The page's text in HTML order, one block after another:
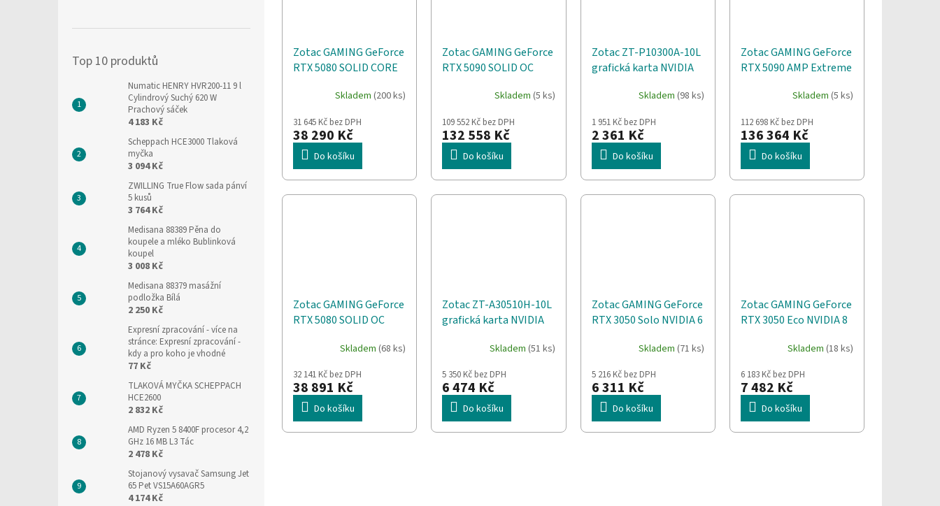
Top 10 produktů
Numatic HENRY HVR200-11 9 l
Cylindrový Suchý 620 W
Prachový sáček
4 183 Kč
Scheppach HCE3000 Tlaková
myčka
3 094 Kč
ZWILLING True Flow sada pánví
5 kusů
3 764 Kč
Medisana 88389 Pěna do
koupele a mléko Bublinková
koupel
3 008 Kč
Medisana 88379 masážní
podložka Bílá
2 250 Kč
Expresní zpracování- více na
stránce: Expresní zpracování -
kdy a pro koho je vhodné
77 Kč
TLAKOVÁ MYČKA SCHEPPACH
HCE2600
2 832 Kč
AMD Ryzen 5 8400F procesor 4,2
GHz 16 MB L3 Tác
2 478 Kč
Stojanový vysavač Samsung Jet
65 Pet VS15A60AGR5
4 174 Kč
Zotac GAMING GeForce
RTX 5080 SOLID CORE
Skladem(200 ks)
31 645 Kč bez DPH
38 290 Kč
Do košíku
Zotac GAMING GeForce
RTX 5090 SOLID OC
Skladem (5 ks)
109 552 Kč bez DPH
132 558 Kč
Do košíku
Zotac ZT-P10300A-10L
grafická karta NVIDIA
Skladem (98 ks)
1 951 Kč bez DPH
2 361 Kč
Do košíku
Zotac GAMING GeForce
RTX 5090 AMP Extreme
Skladem (5 ks)
112 698 Kč bez DPH
136 364 Kč
Do košíku
Zotac GAMING GeForce
RTX 5080 SOLID OC
Skladem(68 ks)
32 141 Kč bez DPH
38 891 Kč
Do košíku
Zotac ZT-A30510H-10L
grafická karta NVIDIA
Skladem (51 ks)
5 350 Kč bez DPH
6 474 Kč
Do košíku
Zotac GAMING GeForce
RTX 3050 Solo NVIDIA 6
Skladem (71 ks)
5 216 Kč bez DPH
6 311 Kč
Do košíku
Zotac GAMING GeForce
RTX 3050 Eco NVIDIA 8
Skladem (18 ks)
6 183 Kč bez DPH
7 482 Kč
Do košíku